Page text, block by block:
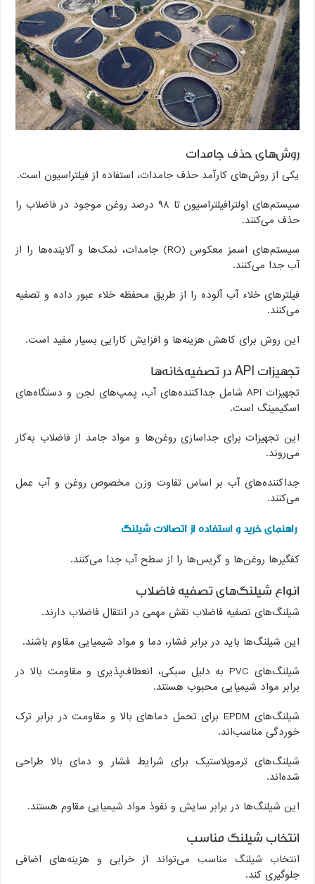
روش‌های حذف جامدات
یکی از روش‌های کارآمد حذف جامدات، استفاده از فیلتراسیون است.
سیستم‌های اولترافیلتراسیون تا ۹۸ درصد روغن موجود در فاضلاب را
حذف می‌کنند.
سیستم‌های اسمز معکوس (RO) جامدات، نمک‌ها و آلاینده‌ها را از
آب جدا می‌کنند.
فیلترهای خلاء آب آلوده را از طریق محفظه خلاء عبور داده و تصفیه
می‌کنند.
این روش برای کاهش هزینه‌ها و افزایش کارایی بسیار مفید است.
تجهیزات API در تصفیه‌خانه‌ها
تجهیزات API شامل جداکننده‌های آب، پمپ‌های لجن و دستگاه‌های
اسکیمینگ است.
این تجهیزات برای جداسازی روغن‌ها و مواد جامد از فاضلاب به‌کار
می‌روند.
جداکننده‌های آب بر اساس تفاوت وزن مخصوص روغن و آب عمل
می‌کنند.
راهنمای خرید و استفاده از اتصالات شیلنگ
کفگیرها روغن‌ها و گریس‌ها را از سطح آب جدا می‌کنند.
انواع شیلنگ‌های تصفیه فاضلاب
شیلنگ‌های تصفیه فاضلاب نقش مهمی در انتقال فاضلاب دارند.
این شیلنگ‌ها باید در برابر فشار، دما و مواد شیمیایی مقاوم باشند.
شیلنگ‌های PVC به دلیل سبکی، انعطاف‌پذیری و مقاومت بالا در
برابر مواد شیمیایی محبوب هستند.
شیلنگ‌های EPDM برای تحمل دماهای بالا و مقاومت در برابر ترک
خوردگی مناسب‌اند.
شیلنگ‌های ترموپلاستیک برای شرایط فشار و دمای بالا طراحی
شده‌اند.
این شیلنگ‌ها در برابر سایش و نفوذ مواد شیمیایی مقاوم هستند.
انتخاب شیلنگ مناسب
انتخاب شیلنگ مناسب می‌تواند از خرابی و هزینه‌های اضافی
جلوگیری کند.